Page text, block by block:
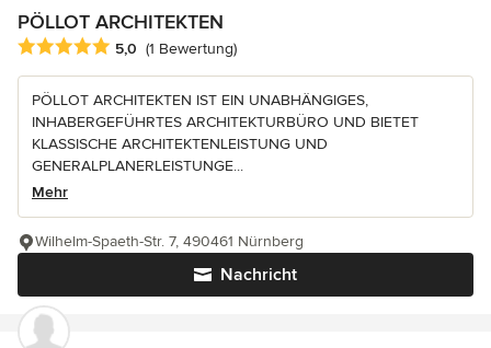
PÖLLOT ARCHITEKTEN
Durchschnittliche Bewertung: 5 von 5 Sternen
5,0 (1 Bewertung)
PÖLLOT ARCHITEKTEN IST EIN UNABHÄNGIGES,
INHABERGEFÜHRTES ARCHITEKTURBÜRO UND BIETET
KLASSISCHE ARCHITEKTENLEISTUNG UND
GENERALPLANERLEISTUNGE...
Mehr
Nachricht
Wilhelm-Spaeth-Str. 7, 490461 Nürnberg